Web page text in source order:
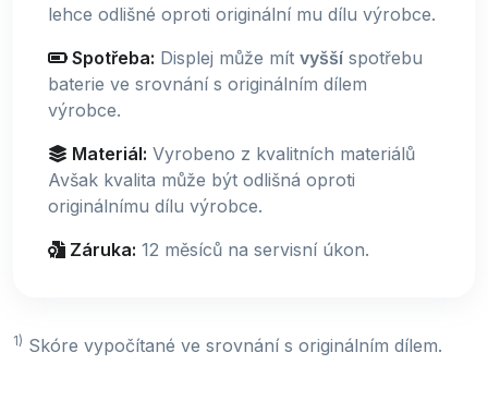
lehce odlišné oproti originální mu dílu výrobce.
Spotřeba: Displej může mít vyšší spotřebu
baterie ve srovnání s originálním dílem
výrobce.
Materiál: Vyrobeno z kvalitních materiálů
Avšak kvalita může být odlišná oproti
originálnímu dílu výrobce.
Záruka: 12 měsíců na servisní úkon.
1) Skóre vypočítané ve srovnání s originálním dílem.